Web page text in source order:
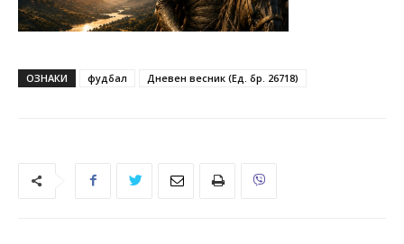
ОЗНАКИ фудбал Дневен весник (Ед. бр. 26718)